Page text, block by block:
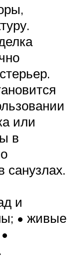
или
в
санузлах.
и
• живые